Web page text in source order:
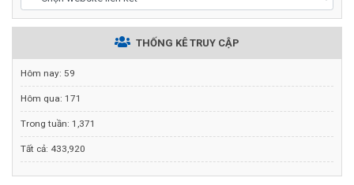
THỐNG KÊ TRUY CẬP
Hôm nay: 59
Hôm qua: 171
Trong tuần: 1,371
Tất cả: 433,920